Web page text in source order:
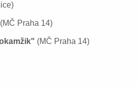
(MČ Praha 14)
(MČ Praha 14)